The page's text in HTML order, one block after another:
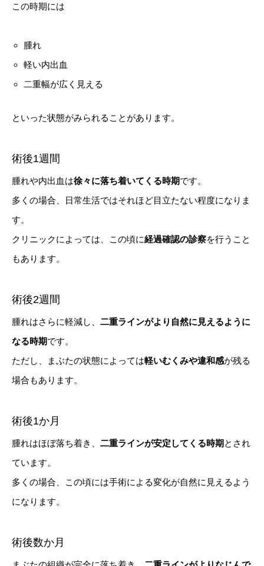
この時期には
腫れ
軽い内出血
二重幅が広く見える
といった状態がみられることがあります。
術後1週間
腫れや内出血は徐々に落ち着いてくる時期です。
多くの場合、日常生活ではそれほど目立たない程度になりま
す。
クリニックによっては、この頃に経過確認の診察を行うこと
もあります。
術後2週間
腫れはさらに軽減し、 二重ラインがより自然に見えるように
なる時期です。
ただし、まぶたの状態によっては軽いむくみや違和感が残る
場合もあります。
術後1か月
腫れはほぼ落ち着き、 二重ラインが安定してくる時期 とされ
ています。
多くの場合、この頃には手術による変化が自然に見えるよう
になります。
術後数か月